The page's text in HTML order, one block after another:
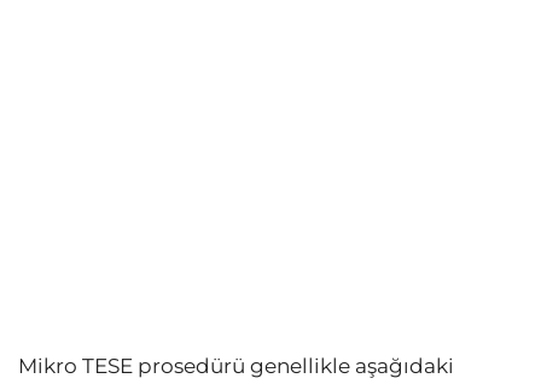
Mikro TESE prosedürü genellikle aşağıdaki